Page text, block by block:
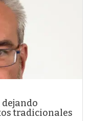
dejando
tradicionales